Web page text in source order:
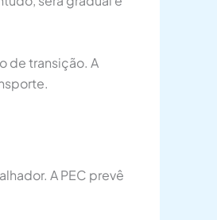
de transição. A
A PEC prevê